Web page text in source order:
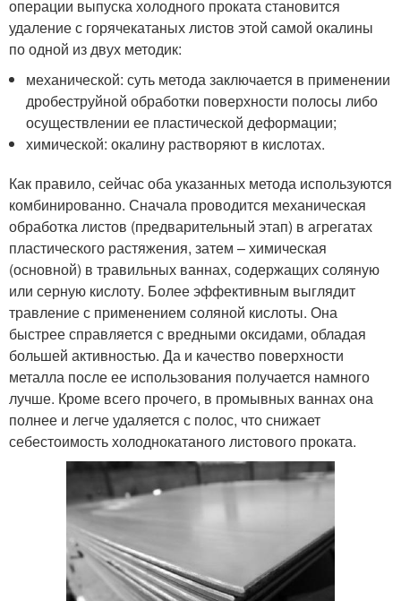
операции выпуска холодного проката становится
удаление с горячекатаных листов этой самой окалины
по одной из двух методик:
механической: суть метода заключается в применении
дробеструйной обработки поверхности полосы либо
осуществлении ее пластической деформации;
химической: окалину растворяют в кислотах.
Как правило, сейчас оба указанных метода используются
комбинированно. Сначала проводится механическая
обработка листов (предварительный этап) в агрегатах
пластического растяжения, затем – химическая
(основной) в травильных ваннах, содержащих соляную
или серную кислоту. Более эффективным выглядит
травление с применением соляной кислоты. Она
быстрее справляется с вредными оксидами, обладая
большей активностью. Да и качество поверхности
металла после ее использования получается намного
лучше. Кроме всего прочего, в промывных ваннах она
полнее и легче удаляется с полос, что снижает
себестоимость холоднокатаного листового проката.